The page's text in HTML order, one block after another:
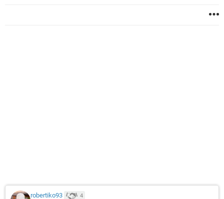
robertiko93 4